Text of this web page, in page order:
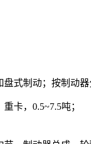
式制动；按制动
卡，0.5~7.5吨；